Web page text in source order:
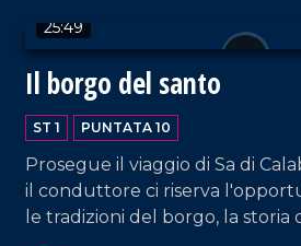
25:49
Il borgo del santo
ST 1 PUNTATA 10
Prosegue il viaggio di Sa di
il conduttore ci riserva
le tradizioni del borgo, la storia
VAI AL TITOLO